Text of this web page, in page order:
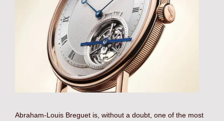
Abraham-Louis Breguet is, without a doubt, one of the most